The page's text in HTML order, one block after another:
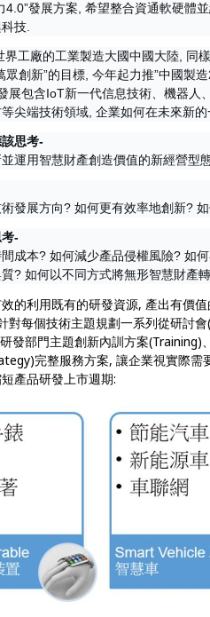
4.0”發展方案, 希望整合資通軟硬體
技.
界工廠的工業製造大國中國大陸, 同
眾創新”的目標, 今年起力推”中國製
展包含IoT新一代信息技術、機器人
尖端技術領域, 企業如何在未來新
思考-
運用智慧財產創造價值的新經營型
發展方向? 如何更有效率地創新?
-
成本? 如何減少產品侵權風險? 如
? 如何以不同方式將無形智慧財產
的利用既有的研發資源, 產出有價
對每個技術主題規劃一系列從研討
發部門主題創新內訓方案
完整服務方案, 讓企業視實際
產品研發上市週期: